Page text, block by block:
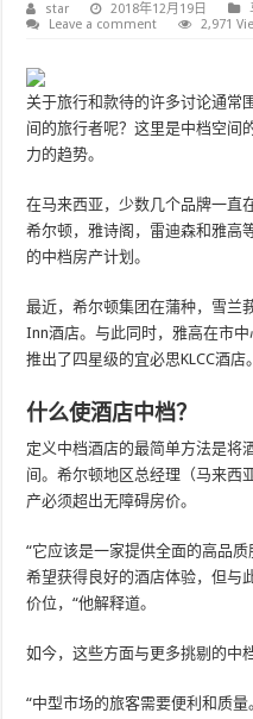
star 2018年12月19日
Leave a comment
2,971
关于旅行和款待的许多讨论通常
间的旅行者呢？这里是中档空间
力的趋势。
在马来西亚，少数几个品牌一直
希尔顿，雅诗阁，雷迪森和雅高
的中档房产计划。
最近，希尔顿集团在蒲种，雪兰
Inn酒店。与此同时，雅高在市
推出了四星级的宜必思KLCC酒店。
什么使酒店中档？
定义中档酒店的最简单方法是将
间。希尔顿地区总经理（马来西
产必须超出无障碍房价。
“它应该是一家提供全面的高品
希望获得良好的酒店体验，但与
价位，“他解释道。
如今，这些方面与更多挑剔的中
“中型市场的旅客需要便利和质